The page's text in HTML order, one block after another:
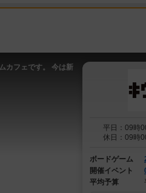
カフェです。 今は新
平日：09時
休日：09時
ボードゲーム
開催イベント
平均予算